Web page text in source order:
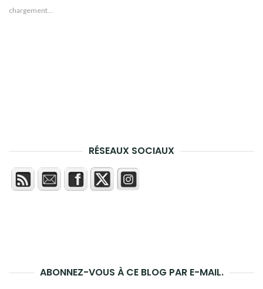
chargement…
RÉSEAUX SOCIAUX
ABONNEZ-VOUS À CE BLOG PAR E-MAIL.